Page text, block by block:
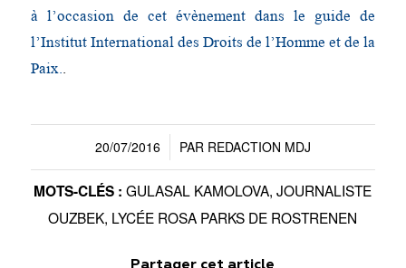
à l’occasion de cet évènement dans le guide de
l’Institut International des Droits de l’Homme et de la
Paix..
20/07/2016
/ PAR REDACTION MDJ
MOTS-CLÉS : GULASAL KAMOLOVA,JOURNALISTE
OUZBEK, LYCÉE ROSA PARKS DE ROSTRENEN